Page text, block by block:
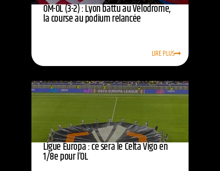
OM-OL (3-2) : Lyon battu au Vélodrome,
la course au podium relancée
LIRE PLUS
Ligue Europa : ce sera le Celta Vigo en
1/8e pour l’OL